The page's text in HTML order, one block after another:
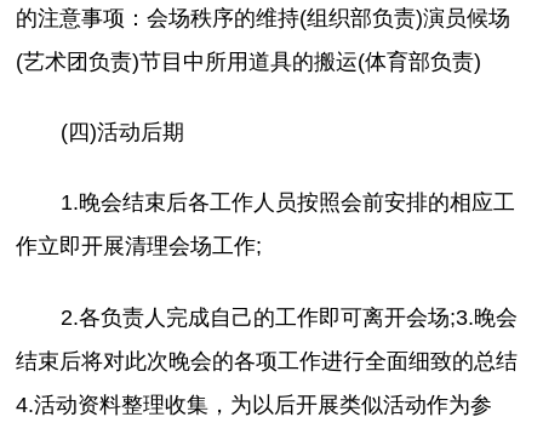
的注意事项：会场秩序的维持(组织部负责)演员候场
(艺术团负责)节目中所用道具的搬运(体育部负责)
(四)活动后期
1.晚会结束后各工作人员按照会前安排的相应工
作立即开展清理会场工作;
2.各负责人完成自己的工作即可离开会场;3.晚会
结束后将对此次晚会的各项工作进行全面细致的总结
4.活动资料整理收集，为以后开展类似活动作为参